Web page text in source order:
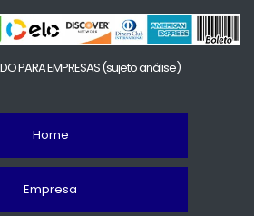
PARA EMPRESAS(sujeto análise)
Home
Empresa